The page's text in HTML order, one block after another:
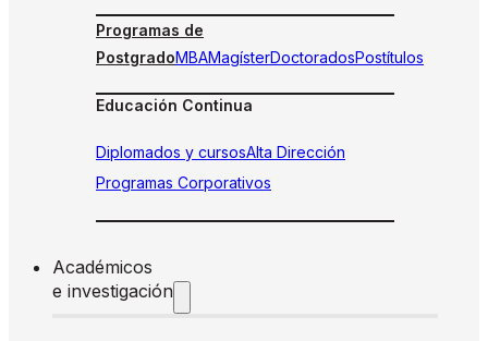
Programas de
PostgradoMBAMagísterDoctoradosPostítulos
Educación Continua
Diplomados y cursosAlta Dirección
Programas Corporativos
Académicos
e investigación